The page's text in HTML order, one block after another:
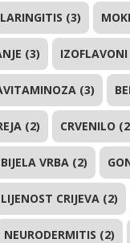
LARINGITIS (3)
(3)
(3)
(2) CRVENILO
BIJELA VRBA (2)
LIJENOST CRIJEVA (2)
NEURODERMITIS (2)